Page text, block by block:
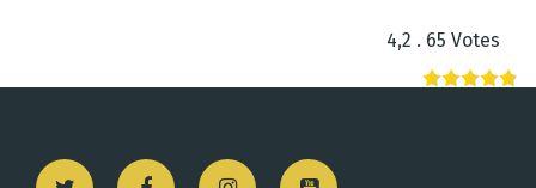
4,2 . 65 Votes